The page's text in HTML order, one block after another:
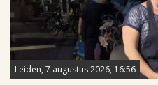
Leiden, 7 augustus 2026, 16:56